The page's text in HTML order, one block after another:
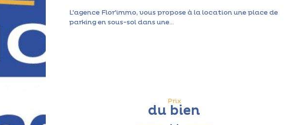
L'agence Flor'immo, vous propose à la location une place de
parking en sous-sol dans une...
Prix
du bien